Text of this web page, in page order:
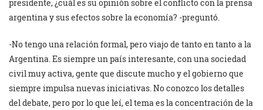
presidente, ¿cuál es su opinión sobre el conflicto con la prensa
argentina y sus efectos sobre la economía? -preguntó.
-No tengo una relación formal, pero viajo de tanto en tanto a la
Argentina. Es siempre un país interesante, con una sociedad
civil muy activa, gente que discute mucho y el gobierno que
siempre impulsa nuevas iniciativas. No conozco los detalles
del debate, pero por lo que leí, el tema es la concentración de la